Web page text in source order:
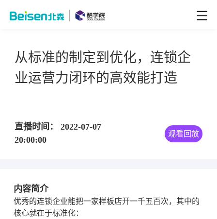
从标准的制定到优化，连锁企
业运营力闭环的高效能打造
直播时间： 2022-07-07
20:00:00
观看回放
内容简介
优秀的连锁企业能把一家样板店开一千五百次，其中的
核心就在于标准化：